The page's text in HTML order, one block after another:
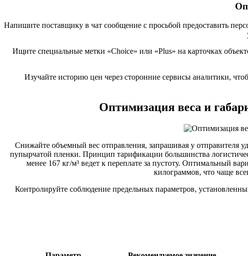
Напишите поставщику в чат сообщение с просьбой предоставить
Ищите специальные метки «Choice» или «Plus» на карточках
Изучайте историю цен через сторонние сервисы аналитики,
Оптимизация веса и
Снижайте объемный вес отправления, запрашивая у отправителя
пупырчатой пленки. Принцип тарификации большинства
менее 167 кг/м³ ведет к переплате за пустоту. Оптимальный
килограммов, что чаще
Контролируйте соблюдение предельных параметров,